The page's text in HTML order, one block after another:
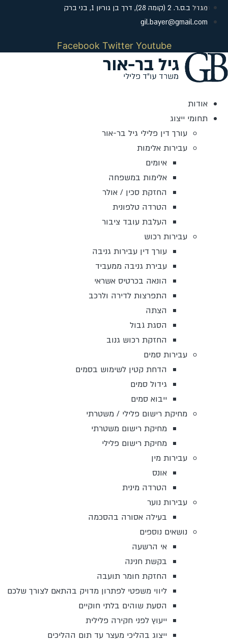
דלג
לתוכן
מגדל ב.ס.ר. 2 (קומה 28), דרך בן גוריון 1, בני ברק
gil.bayer@gmail.com
Facebook Twitter Youtube
אודות
תחומי ייצוג
עורך דין פלילי גיל בר-אור
עבירות אלימות
איומים
אלימות במשפחה
החזקת סכין / אולר
הטרדה טלפונית
העלבת עובד ציבור
עבירות רכוש
עורך דין עבירות גניבה
עבירת גניבה ממעביד
הונאה בכרטיס אשראי
התפרצות לדירה ולרכב
הצתה
הסגת גבול
החזקת רכוש גנוב
עבירות סמים
הדחת קטין לשימוש בסמים
גידול סמים
ייבוא סמים
מחיקת רישום פלילי / משטרתי
מחיקת רישום משטרתי
מחיקת רישום פלילי
עבירות מין
אונס
הטרדה מינית
עבירות נוער
בעילה אסורה בהסכמה
נושאים נוספים
אי הרשעה
בקשת חנינה
החזקת חומר תועבה
ליווי משפטי לפתרון מדויק בהתאם לצורך שלכם
הסעת שוהים בלתי חוקיים
ייעוץ לפני חקירה פלילית
ייצוג בהליכי מעצר עד תום ההליכים